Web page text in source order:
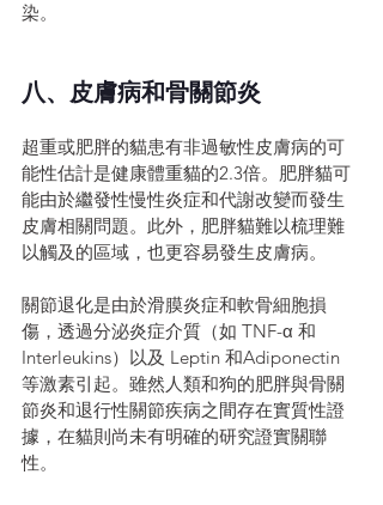
染。
八、皮膚病和骨關節炎
超重或肥胖的貓患有非過敏性皮膚病的可
能性估計是健康體重貓的2.3倍。肥胖貓可
能由於繼發性慢性炎症和代謝改變而發生
皮膚相關問題。此外，肥胖貓難以梳理難
以觸及的區域，也更容易發生皮膚病。
關節退化是由於滑膜炎症和軟骨細胞損
傷，透過分泌炎症介質（如 TNF-α 和
Interleukins）以及 Leptin 和Adiponectin
等激素引起。雖然人類和狗的肥胖與骨關
節炎和退行性關節疾病之間存在實質性證
據，在貓則尚未有明確的研究證實關聯
性。